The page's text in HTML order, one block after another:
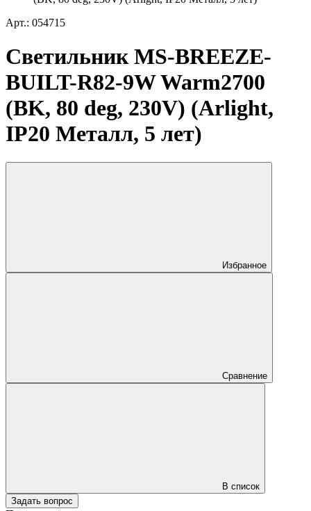
Арт.: 054715
Светильник MS-BREEZE-
BUILT-R82-9W Warm2700
(BK, 80 deg, 230V) (Arlight,
IP20 Металл, 5 лет)
Избранное
Сравнение
В список
Задать вопрос